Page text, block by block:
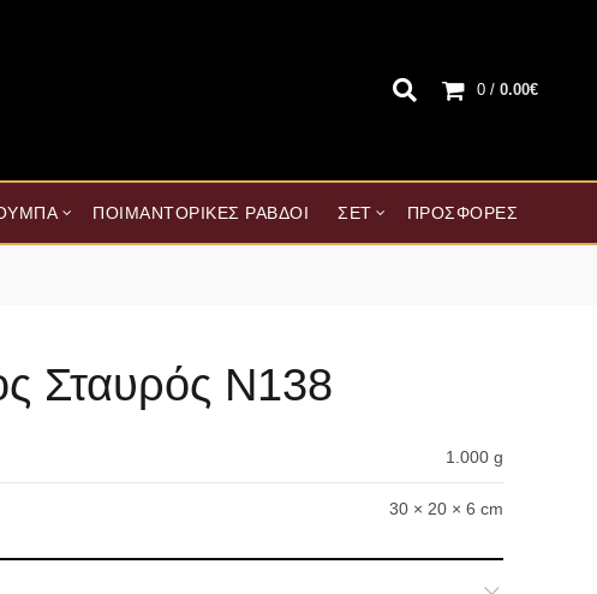
0 / 0.00€
ΠΟΙΜΑΝΤΟΡΙΚΈΣ ΡΆΒΔΟΙ ΣΕΤ ΠΡΟΣΦΟΡΈΣ
Σταυρός Ν138
1.000 g
30 × 20 × 6 cm